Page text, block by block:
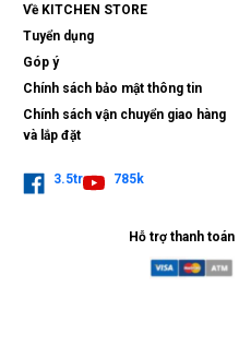
Về KITCHEN STORE
Tuyển dụng
Góp ý
Chính sách bảo mật thông tin
Chính sách vận chuyển giao hàng
và lắp đặt
3.5tr 785k
Hỗ trợ thanh toán